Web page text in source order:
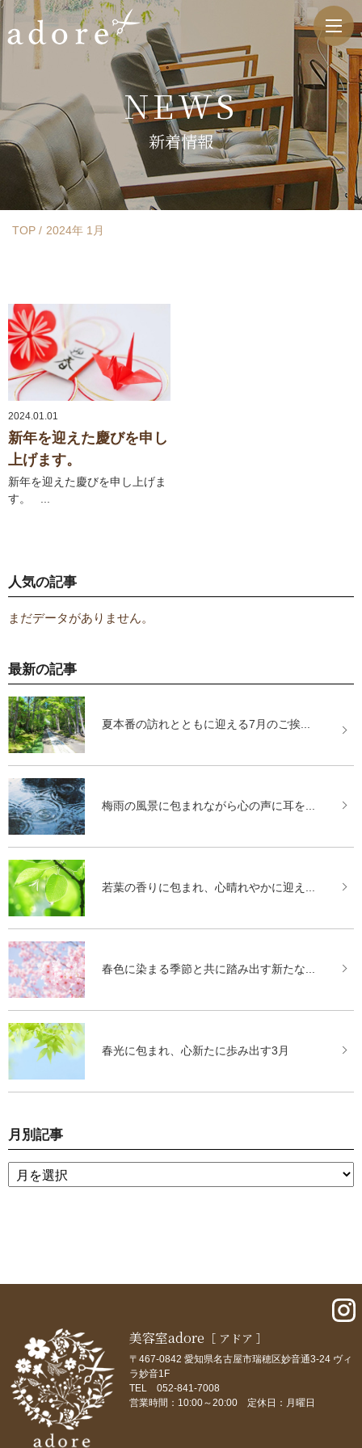
NEWS
新着情報
TOP 2024年 1月
2024.01.01
新年を迎えた慶びを申し
上げます。
新年を迎えた慶びを申し上げま
す。 ...
人気の記事
まだデータがありません。
最新の記事
夏本番の訪れとともに迎える7月のご挨...
梅雨の風景に包まれながら心の声に耳を...
若葉の香りに包まれ、心晴れやかに迎え...
春色に染まる季節と共に踏み出す新たな...
春光に包まれ、心新たに歩み出す3月
月別記事
美容室adore ［ アドア ］
〒467-0842 愛知県名古屋市瑞穂区妙音通3-24 ヴィ
ラ妙音1F
TEL 052-841-7008
営業時間：10:00～20:00 定休日：月曜日